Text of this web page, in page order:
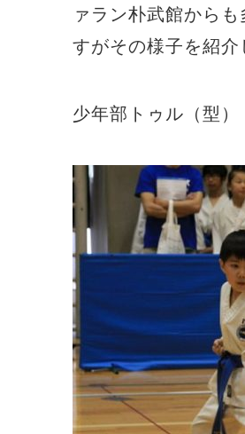
ァラン朴武館から
すがその様子を紹介
少年部トゥル（型）